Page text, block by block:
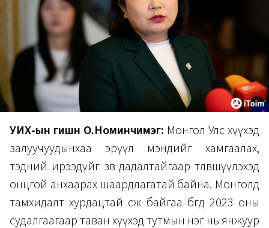
УИХ-ын гишүүн О.Номинчимэг: Монгол Улс хүүхэд
залуучуудынхаа эрүүл мэндийг хамгаалах,
тэдний ирээдүйг зөв дадалтайгаар төлөвшүүлэхэд
онцгой анхаарах шаардлагатай байна. Монголд
тамхидалт хурдацтай өсөж байгаа бөгөөд 2023 оны
судалгаагаар таван хүүхэд тутмын нэг нь янжуур